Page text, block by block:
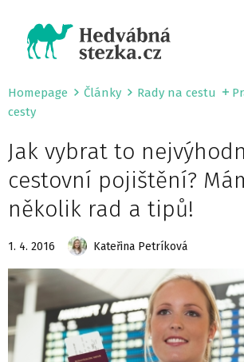
Homepage Články Rady na cestu
cesty
Jak vybrat to
cestovní pojištění?
několik rad a tipů!
1. 4. 2016 Kateřina Petríková